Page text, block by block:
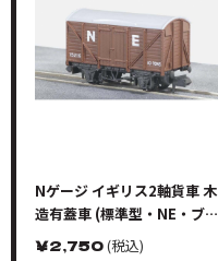
Nゲージ イギリス2軸貨車 木
造有蓋車 (標準型・NE・ブラ
ウン)
￥2,750(税込)